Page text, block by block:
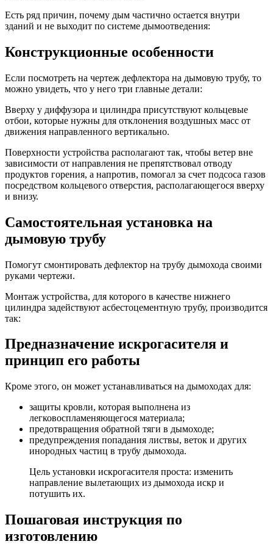
Есть ряд причин, почему дым частично остается внутри
зданий и не выходит по системе дымоотведения:
Конструкционные особенности
Если посмотреть на чертеж дефлектора на дымовую трубу, то
можно увидеть, что у него три главные детали:
Вверху у диффузора и цилиндра присутствуют кольцевые
отбои, которые нужны для отклонения воздушных масс от
движения направленного вертикально.
Поверхности устройства располагают так, чтобы ветер вне
зависимости от направления не препятствовал отводу
продуктов горения, а напротив, помогал за счет подсоса газов
посредством кольцевого отверстия, располагающегося вверху
и внизу.
Самостоятельная установка на
дымовую трубу
Помогут смонтировать дефлектор на трубу дымохода своими
руками чертежи.
Монтаж устройства, для которого в качестве нижнего
цилиндра задействуют асбестоцементную трубу, производится
так:
Предназначение искрогасителя и
принцип его работы
Кроме этого, он может устанавливаться на дымоходах для:
защиты кровли, которая выполнена из
легковоспламеняющегося материала;
предотвращения обратной тяги в дымоходе;
предупреждения попадания листвы, веток и других
инородных частиц в трубу дымохода.
Цель установки искрогасителя проста: изменить
направление вылетающих из дымохода искр и
потушить их.
Пошаговая инструкция по
изготовлению